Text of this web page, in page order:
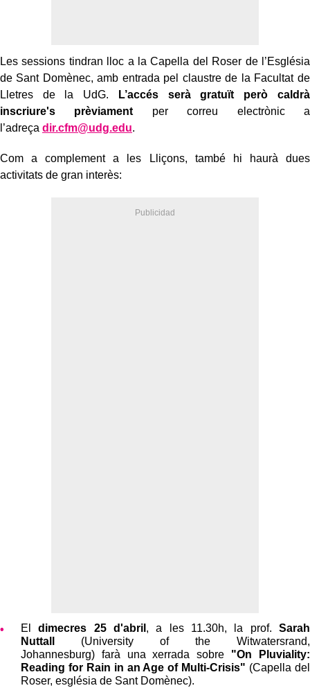
Les sessions tindran lloc a la Capella del Roser de l’Església
de Sant Domènec, amb entrada pel claustre de la Facultat de
Lletres de la UdG.
L’accés serà gratuït però caldrà
inscriure's prèviament per correu electrònic a
l’adreça dir.cfm@udg.edu.
Com a complement a les Lliçons, també hi haurà dues
activitats de gran interès:
Eldimecres 25 d'abril , a les 11.30h, la prof. Sarah
Nuttall (University of the Witwatersrand,
Johannesburg) farà una xerrada sobre "On Pluviality:
Reading for Rain in an Age of Multi-Crisis" (Capella del
Roser, església de Sant Domènec).